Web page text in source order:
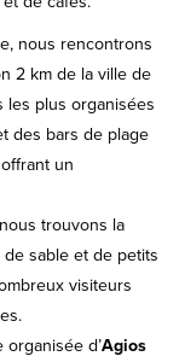
nous rencontrons
2 km de la ville de
les plus organisées
des bars de plage
un
trouvons la
sable et de petits
visiteurs
d’Agios